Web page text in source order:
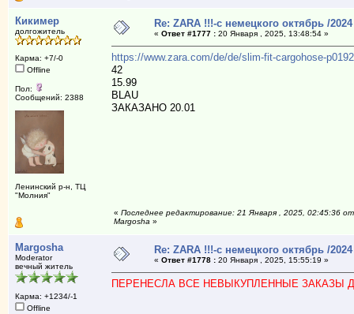
Кикимер
долгожитель
Карма: +7/-0
Offline
Пол:
Сообщений: 2388
Ленинский р-н, ТЦ
"Молния"
Re: ZARA !!!-с немецкого октябрь /2024
« Ответ #1777 :20 Января , 2025, 13:48:54 »
https://www.zara.com/de/de/slim-fit-cargohose-
42
15.99
BLAU
ЗАКАЗАНО 20.01
« Последнее редактирование: 21 Января , 2025, 02:45:36 от
Margosha »
Margosha
Moderator
вечный житель
Карма: +1234/-1
Offline
Re: ZARA !!!-с немецкого октябрь /2024
« Ответ #1778 :20 Января , 2025, 15:55:19 »
ПЕРЕНЕСЛА ВСЕ НЕВЫКУПЛЕННЫЕ ЗАКАЗЫ